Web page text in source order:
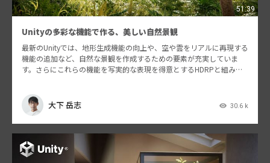
51:39
Unityの多彩な機能で作る、美しい自然景観
最新のUnityでは、地形生成機能の向上や、空や雲をリアルに再現する
機能の追加など、自然な景観を作成するための要素が充実していま
す。さらにこれらの機能を写実的な表現を得意とするHDRPと組み合
大下 岳志 30.6 k